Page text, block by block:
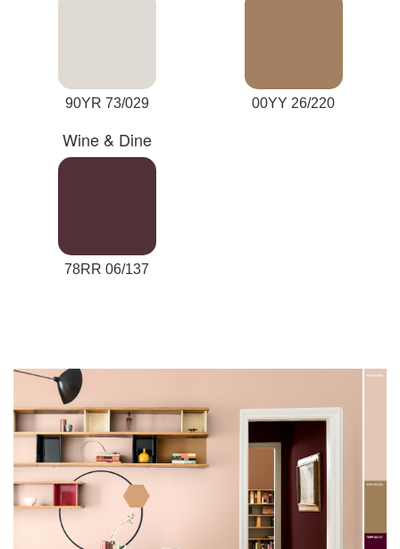
90YR 73/029 00YY 26/220
Wine & Dine
78RR 06/137